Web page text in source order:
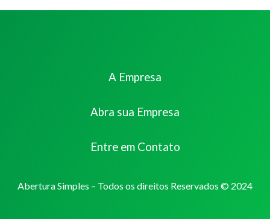
A Empresa
Abra sua Empresa
Entre em Contato
Abertura Simples – Todos os direitos Reservados © 2024